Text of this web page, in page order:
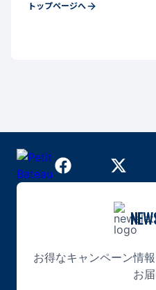
トップページへ
お得なキャンペーン情
お届